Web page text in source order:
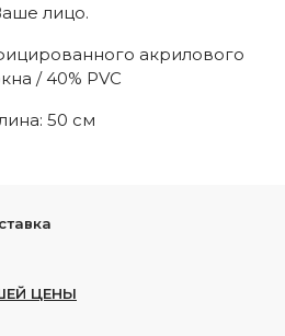
лицо.
акрилового
/ 40% PVC
50 cм
ЦЕНЫ